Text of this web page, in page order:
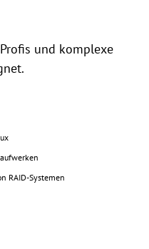
und komplexe
RAID-Systemen